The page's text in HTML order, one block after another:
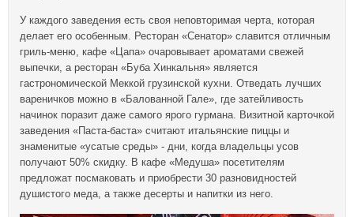
У каждого заведения есть своя неповторимая черта, которая
делает его особенным. Ресторан «Сенатор» славится отличным
гриль-меню, кафе «Цапа» очаровывает ароматами свежей
выпечки, а ресторан «Буба Хинкальня» является
гастрономической Меккой грузинской кухни. Отведать лучших
вареничков можно в «Балованной Гале», где затейливость
начинок поразит даже самого ярого гурмана. Визитной карточкой
заведения «Паста-баста» считают итальянские пиццы и
знаменитые «усатые среды» - дни, когда владельцы усов
получают 50% скидку. В кафе «Медуша» посетителям
предложат посмаковать и приобрести 30 разновидностей
душистого меда, а также десерты и напитки из него.